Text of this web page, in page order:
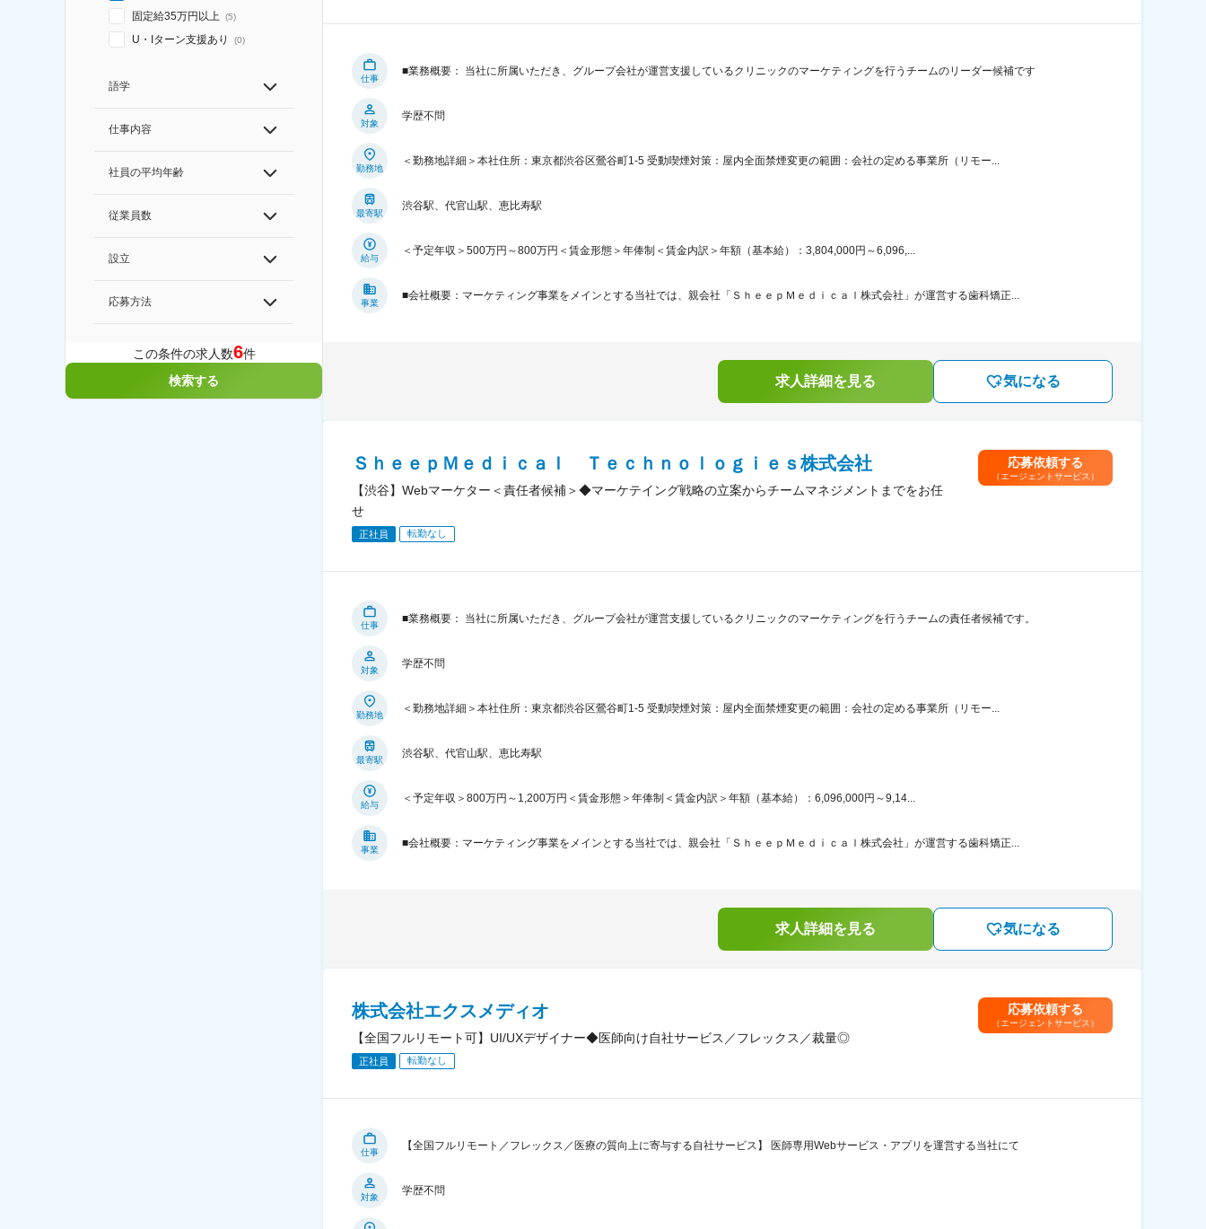
固定給35万円以上 (5)
U・Iターン支援あり (0)
語学
仕事内容
社員の平均年齢
従業員数
設立
応募方法
この条件の求人数6件
検索する
仕事
■業務概要： 当社に所属いただき、グループ会社が運営支援しているクリニックのマーケティングを行うチームのリーダー候補です
対象
学歴不問
勤務地
＜勤務地詳細＞本社住所：東京都渋谷区鶯谷町1-5 受動喫煙対策：屋内全面禁煙変更の範囲：会社の定める事業所（リモー...
最寄駅
渋谷駅、代官山駅、恵比寿駅
給与
＜予定年収＞500万円～800万円＜賃金形態＞年俸制＜賃金内訳＞年額（基本給）：3,804,000円～6,096,...
事業
■会社概要：マーケティング事業をメインとする当社では、親会社「ＳｈｅｅｐＭｅｄｉｃａｌ株式会社」が運営する歯科矯正...
求人詳細を見る 気になる
ＳｈｅｅｐＭｅｄｉｃａｌ Ｔｅｃｈｎｏｌｏｇｉｅｓ株式会社
【渋谷】Webマーケター＜責任者候補＞◆マーケテイング戦略の立案からチームマネジメントまでをお任
せ
正社員 転勤なし
応募依頼する
（エージェントサービス）
仕事
■業務概要： 当社に所属いただき、グループ会社が運営支援しているクリニックのマーケティングを行うチームの責任者候補です。
対象
学歴不問
勤務地
＜勤務地詳細＞本社住所：東京都渋谷区鶯谷町1-5 受動喫煙対策：屋内全面禁煙変更の範囲：会社の定める事業所（リモー...
最寄駅
渋谷駅、代官山駅、恵比寿駅
給与
＜予定年収＞800万円～1,200万円＜賃金形態＞年俸制＜賃金内訳＞年額（基本給）：6,096,000円～9,14...
事業
■会社概要：マーケティング事業をメインとする当社では、親会社「ＳｈｅｅｐＭｅｄｉｃａｌ株式会社」が運営する歯科矯正...
求人詳細を見る 気になる
株式会社エクスメディオ
【全国フルリモート可】UI/UXデザイナー◆医師向け自社サービス／フレックス／裁量◎
正社員 転勤なし
応募依頼する
（エージェントサービス）
仕事
【全国フルリモート／フレックス／医療の質向上に寄与する自社サービス】 医師専用Webサービス・アプリを運営する当社にて
対象
学歴不問